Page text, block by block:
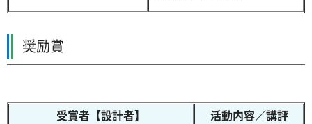
奨励賞
受賞者【設計者】 活動内容／講評